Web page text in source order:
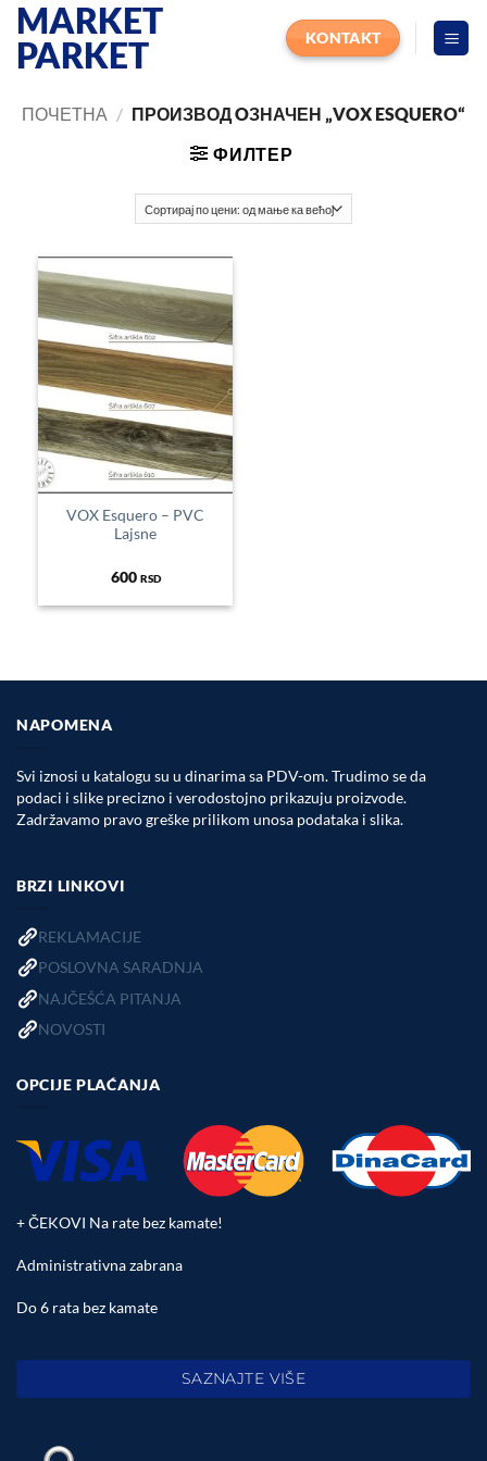
Прескочи
садржај
MARKET
PARKET
KONTAKT
ПОЧЕТНА / ПРОИЗВОД OЗНАЧЕН „VOX ESQUERO“
ФИЛТЕР
VOX Esquero – PVC
Lajsne
600 RSD
NAPOMENA
Svi iznosi u katalogu su u dinarima sa PDV-om. Trudimo se da
podaci i slike precizno i verodostojno prikazuju proizvode.
Zadržavamo pravo greške prilikom unosa podataka i slika.
BRZI LINKOVI
REKLAMACIJE
POSLOVNA SARADNJA
NAJČEŠĆA PITANJA
NOVOSTI
OPCIJE PLAĆANJA
+ ČEKOVI Na rate bez kamate!
Administrativna zabrana
Do 6 rata bez kamate
SAZNAJTE VIŠE